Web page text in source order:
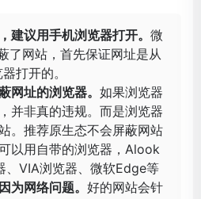
建议用手机浏览器打开。 微
了网站，首先保证网址是从
打开的。
网址的浏览器。 如果浏览器
并非真的违规。而是浏览器
。推荐原生态不会屏蔽网站
以用自带的浏览器， Alook
VIA浏览器 微软Edge等
为网络问题。 好的网站会针